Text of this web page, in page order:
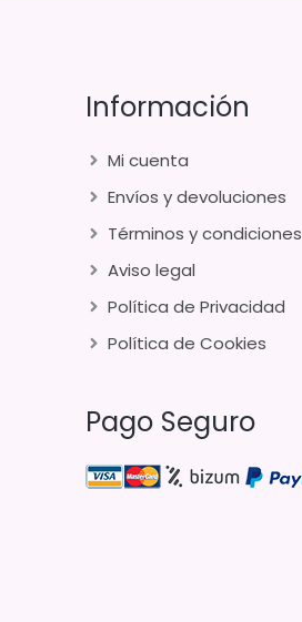
Información
Mi cuenta
Envíos y devoluciones
Términos y condiciones
Aviso legal
Política de Privacidad
Política de Cookies
Pago Seguro